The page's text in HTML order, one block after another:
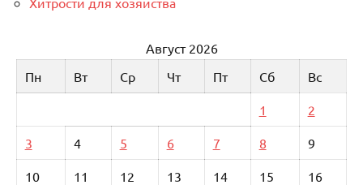
Август 2026
Пн
Вт Ср Чт Пт Сб Вс
1 2
3 4 5 6 7 8 9
10 11 12 13 14 15 16